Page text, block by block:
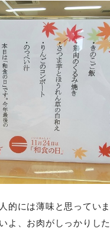
的には薄味と思ってい
よ、お肉がしっかりし